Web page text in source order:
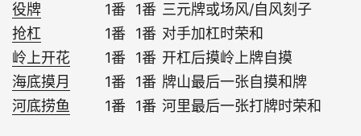
役牌
1番 1番 三元牌或场风/自风刻子
抢杠
1番 1番 对手加杠时荣和
岭上开花
1番 1番 开杠后摸岭上牌自摸
海底摸月
1番 1番 牌山最后一张自摸和牌
河底捞鱼
1番 1番 河里最后一张打牌时荣和